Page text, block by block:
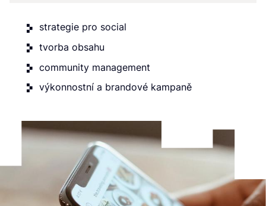
strategie pro social
tvorba obsahu
community management
výkonnostní a brandové kampaně